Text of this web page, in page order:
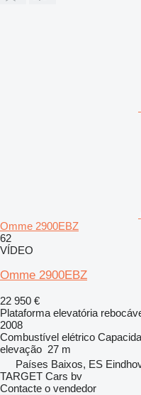
Omme 2900EBZ
62
VÍDEO
Omme 2900EBZ
22 950 €
Plataforma elevatória
2008
Combustível elétrico
elevação 27 m
Países Baixos, ES
TARGET Cars bv
Contacte o vendedor